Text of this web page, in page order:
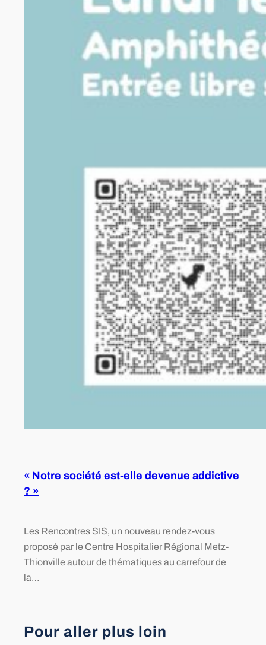
« Notre société est-elle devenue addictive
? »
Les Rencontres SIS, un nouveau rendez-vous
proposé par le Centre Hospitalier Régional Metz-
Thionville autour de thématiques au carrefour de
la…
Pour aller plus loin